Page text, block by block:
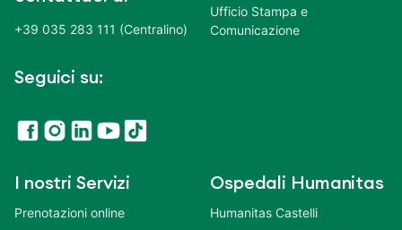
+39 035 283 111 (Centralino)
Seguici su:
Ufficio Stampa e
Comunicazione
I nostri Servizi
Prenotazioni online
Ospedali Humanitas
Humanitas Castelli